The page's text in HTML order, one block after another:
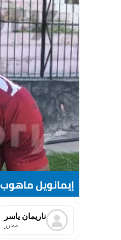
إيمانويل ماهوب
ناريمان ياسر
محرر